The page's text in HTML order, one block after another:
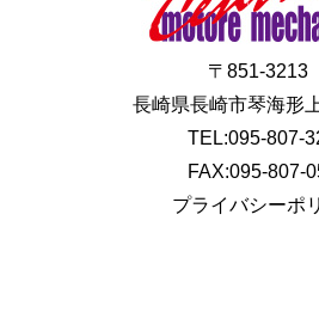
〒851-3213
長崎県長崎市琴海形
TEL:095-807-
FAX:095-807-
プライバシーポ